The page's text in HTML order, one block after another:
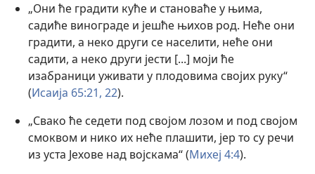
„Они ће градити куће и становаће у њима,
садиће винограде и јешће њихов род. Неће они
градити, а неко други се населити, неће они
садити, а неко други јести [...] моји ће
изабраници уживати у плодовима својих руку“
(Исаија 65:21, 22).
„Свако ће седети под својом лозом и под својом
смоквом и нико их неће плашити, јер то су речи
из уста Јехове над војскама“ (Михеј 4:4).